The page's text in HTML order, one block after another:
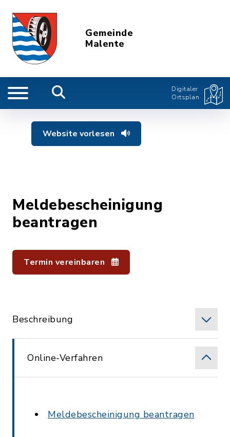
Gemeinde
Malente
Digitaler
Ortsplan
Website vorlesen
Meldebescheinigung
beantragen
Termin vereinbaren
Beschreibung
Online-Verfahren
Meldebescheinigung beantragen